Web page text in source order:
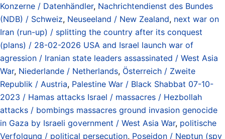
Konzerne / Datenhändler, Nachrichtendienst des Bundes
(NDB) / Schweiz, Neuseeland / New Zealand, next war on
Iran (run-up) / splitting the country after its conquest
(plans) / 28-02-2026 USA and Israel launch war of
agression / Iranian state leaders assassinated / West Asia
War, Niederlande / Netherlands, Österreich / Zweite
Republik / Austria, Palestine War / Black Shabbat 07-10-
2023 / Hamas attacks Israel / massacres / Hezbollah
attacks / bombings massacres ground invasion genocide
in Gaza by Israeli government / West Asia War, politische
Verfolgung / political persecution, Poseidon / Neptun (spy